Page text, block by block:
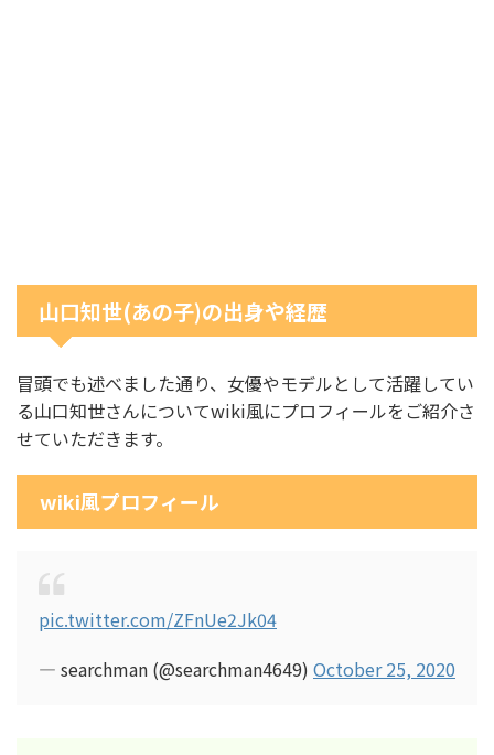
山口知世(あの子)の出身や経歴
冒頭でも述べました通り、女優やモデルとして活躍してい
る山口知世さんについてwiki風にプロフィールをご紹介さ
せていただきます。
wiki風プロフィール
pic.twitter.com/ZFnUe2Jk04
— searchman (@searchman4649) October 25, 2020